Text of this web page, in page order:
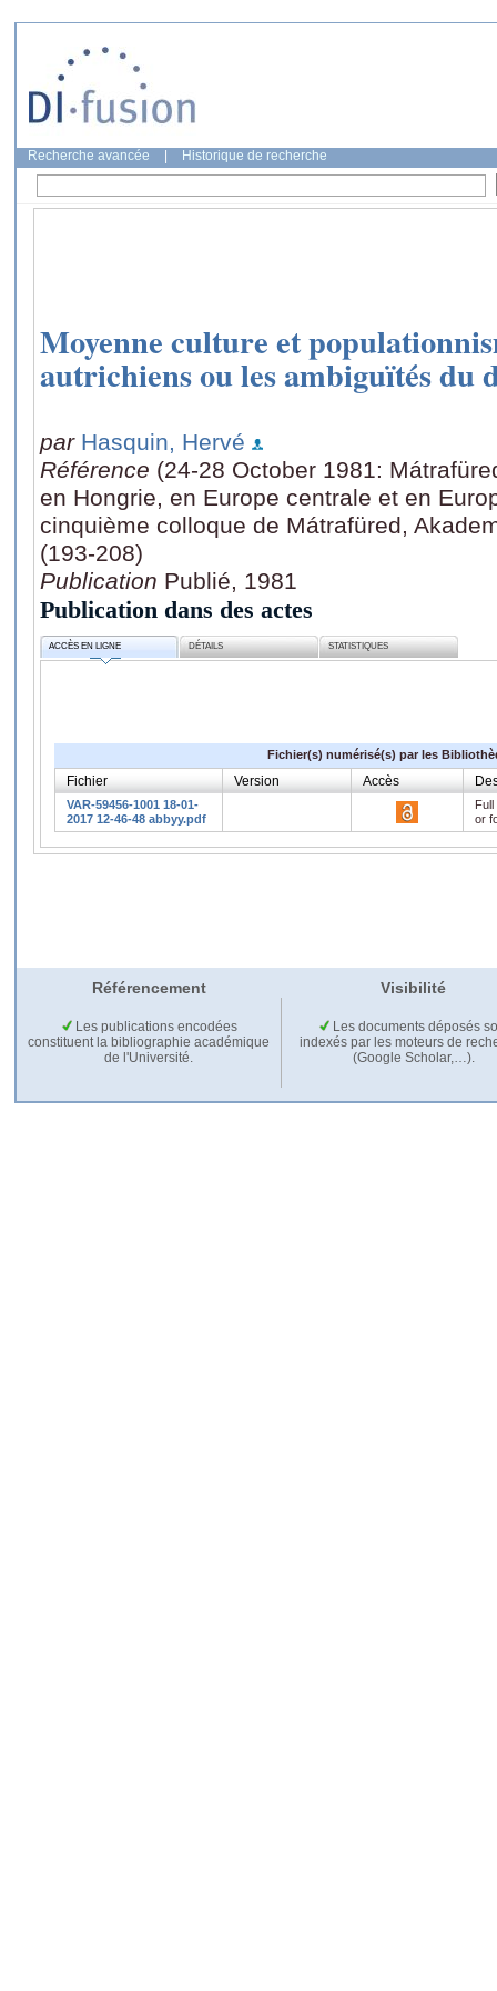
Recherche avancée Historique de recherche
Moyenne culture et
autrichiens ou les ambiguïtés du
par Hasquin, Hervé
Référence (24-28 October 1981:
en Hongrie, en Europe centrale et en
cinquième colloque de Mátrafüred,
(193-208)
Publication Publié, 1981
Publication dans des actes
ACCÈS EN LIGNE DÉTAILS STATISTIQUES
Fichier(s) numérisé(s) par les
Fichier Version Accès
VAR-59456-1001 18-01-
2017 12-46-48 abbyy.pdf
or
Référencement Visibilité
Les publications encodées
constituent la bibliographie académique
de l'Université.
Les documents déposés
indexés par les moteurs de
(Google Scholar,…).